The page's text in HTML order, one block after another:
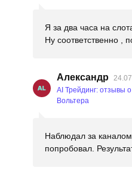
Я за два часа на
Ну соответственно ,
Александр
AI Трейдинг: отзывы
Вольтера
Наблюдал за
попробовал.